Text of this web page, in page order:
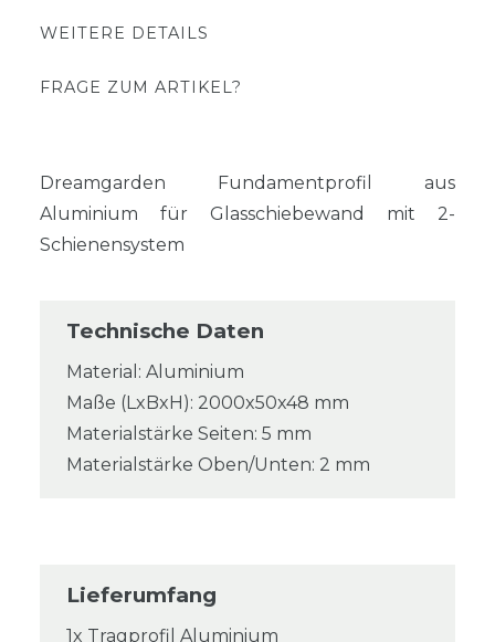
WEITERE DETAILS
FRAGE ZUM ARTIKEL?
Dreamgarden Fundamentprofil aus
Aluminium für Glasschiebewand mit 2-
Schienensystem
Technische Daten
Material: Aluminium
Maße (LxBxH): 2000x50x48 mm
Materialstärke Seiten: 5 mm
Materialstärke Oben/Unten: 2 mm
Lieferumfang
1x Tragprofil Aluminium